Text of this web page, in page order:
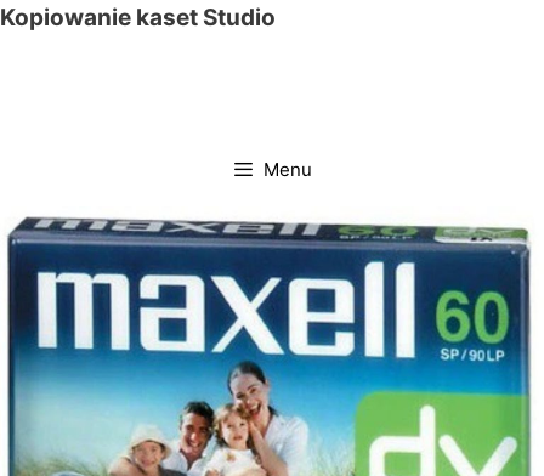
Kopiowanie kaset Studio
Menu